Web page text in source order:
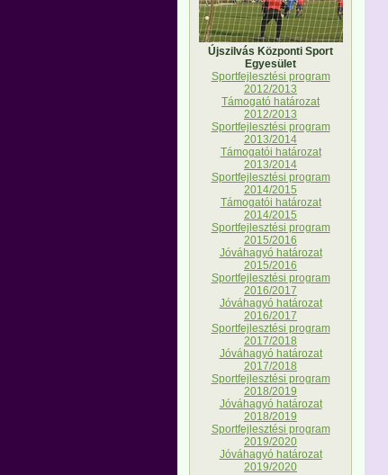
Újszilvás Központi Sport
Egyesület
Sportfejlesztési program
2012/2013
Támogató határozat
2012/2013
Sportfejlesztési program
2013/2014
Támogatói határozat
2013/2014
Sportfejlesztési program
2014/2015
Támogatói határozat
2014/2015
Sportfejlesztési program
2015/2016
Jóváhagyó határozat
2015/2016
Sportfejlesztési program
2016/2017
Jóváhagyó határozat
2016/2017
Sportfejlesztési program
2017/2018
Jóváhagyó határozat
2017/2018
Sportfejlesztési program
2018/2019
Jóváhagyó határozat
2018/2019
Sportfejlesztési program
2019/2020
Jóváhagyó határozat
2019/2020